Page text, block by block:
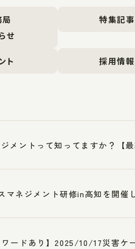
せ
特集記事
ト 採用情報
メントって知ってますか？【最
ネジメント研修in高知を開催
ワードあり】2025/10/17災害ケ